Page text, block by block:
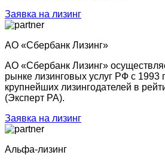
Заявка на лизинг
АО «Сбербанк Лизинг»
АО «Сбербанк Лизинг»
рынке лизинговых услуг РФ с 1993
крупнейших лизингодателей в
(Эксперт РА).
Заявка на лизинг
Альфа-лизинг